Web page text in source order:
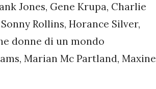
Jones, Gene Krupa, Charlie
Rollins, Horance Silver,
donne di un mondo
Marian Mc Partland, Maxine